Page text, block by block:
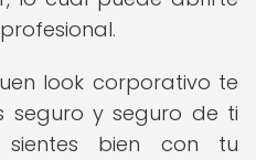
look corporativo te
seguro y seguro de ti
bien con tu